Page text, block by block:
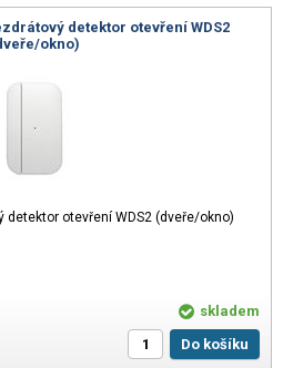
detektor otevření WDS2
okno)
detektor otevření WDS2 (dveře/okno)
skladem
Do košíku